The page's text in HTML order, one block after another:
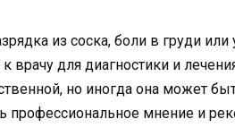
из соска, боли в груди
врачу для диагностики и
но иногда она может
профессиональное мнение и